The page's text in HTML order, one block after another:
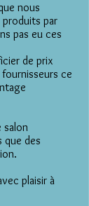
nous
produits par
pas eu ces
de prix
ce
salon
que des
plaisir à